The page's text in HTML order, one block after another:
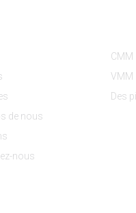
de nous
nous
CMM
VMM
Des